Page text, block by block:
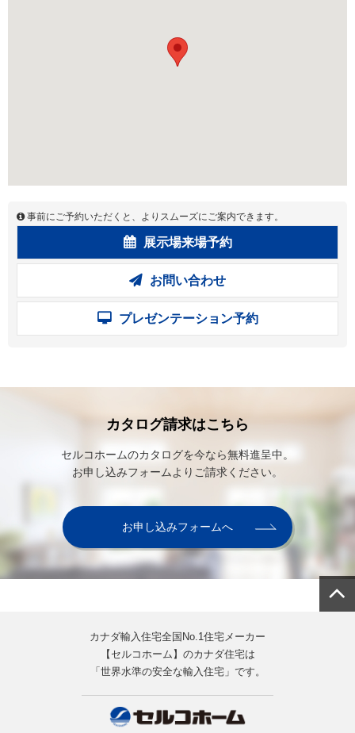
事前にご予約いただくと、よりスムーズにご案内できます。
展示場来場予約
お問い合わせ
プレゼンテーション予約
カタログ請求はこちら
セルコホームのカタログを今なら無料進呈中。
お申し込みフォームよりご請求ください。
お申し込みフォームへ
カナダ輸入住宅全国No.1住宅メーカー
【セルコホーム】のカナダ住宅は
「世界水準の安全な輸入住宅」です。